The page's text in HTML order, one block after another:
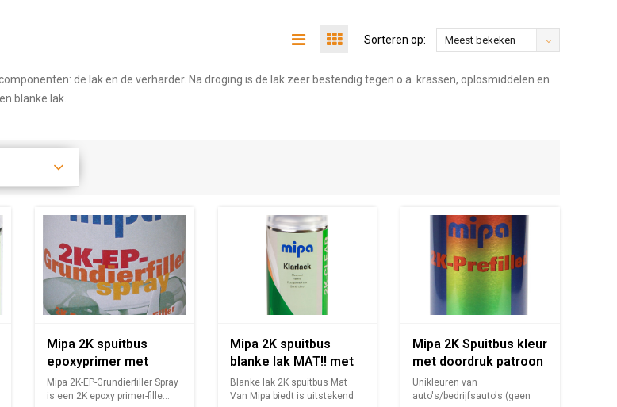
Sorteren op: Meest bekeken
de lak en de verharder. Na droging is de lak zeer bestendig tegen o.a. krassen, oplosmiddelen en
blanke lak.
Mipa 2K spuitbus
epoxyprimer met
doordrukpatroon
400ml
Mipa 2K-EP-Grundierfiller Spray
is een 2K epoxy primer-fille...
Mipa 2K spuitbus
blanke lak MAT!! met
doordrukpatroon
400ml
Blanke lak 2K spuitbus Mat
Van Mipa biedt is uitstekend
Mipa 2K Spuitbus kleur
met doordruk patroon
400ml
Unikleuren van
auto's/bedrijfsauto's (geen